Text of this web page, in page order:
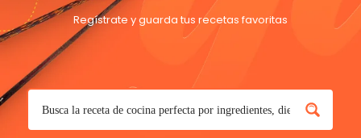
Regístrate y guarda tus recetas favoritas